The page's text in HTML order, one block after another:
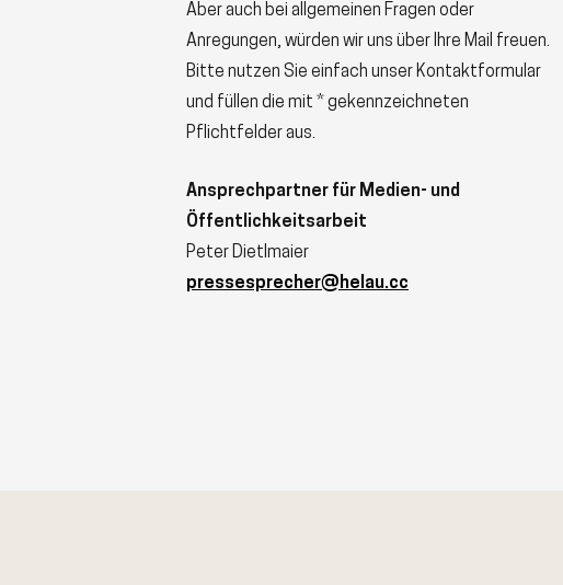
Aber auch bei allgemeinen Fragen oder
Anregungen, würden wir uns über Ihre Mail freuen.
Bitte nutzen Sie einfach unser Kontaktformular
und füllen die mit * gekennzeichneten
Pflichtfelder aus.
Ansprechpartner für Medien- und
Öffentlichkeitsarbeit
Peter Dietlmaier
pressesprecher@helau.cc